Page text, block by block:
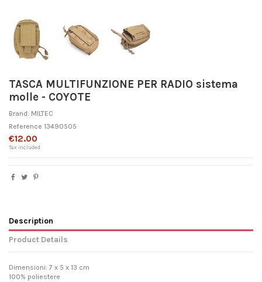
TASCA MULTIFUNZIONE PER RADIO sistema
molle - COYOTE
Brand: MILTEC
Reference 13490505
€12.00
Tax included
Description
Product Details
Dimensioni: 7 x 5 x 13 cm
100% poliestere